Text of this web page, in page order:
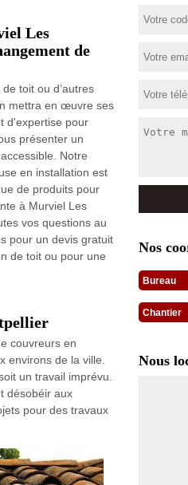
Les
de
toit ou d’autres
mettra en œuvre ses
d'expertise pour
présenter un
Notre
en installation est
de produits pour
à Murviel Les
vos questions au
pour un devis gratuit
de toit ou pour une
couvreurs en
environs de la ville.
un travail imprévu.
désobéir aux
pour des travaux
Nos
Bureau
Chantier
Nous